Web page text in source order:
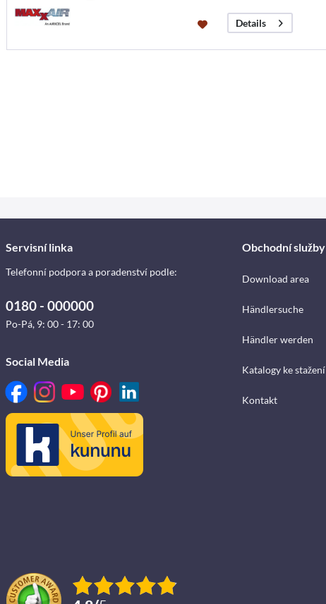
Details
Servisní linka
Telefonní podpora a poradenství podle:
0180 - 000000
Po-Pá, 9: 00 - 17: 00
Social Media
Obchodní služby
Download area
Händlersuche
Händler werden
Katalogy ke stažení
Kontakt